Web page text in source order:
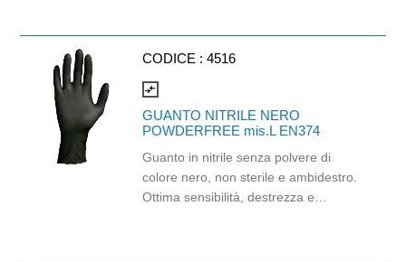
(cod.0419).
CODICE : 4516
compare_arrows
GUANTO NITRILE NERO
POWDERFREE mis.L EN374
Guanto in nitrile senza polvere di
colore nero, non sterile e ambidestro.
Ottima sensibilità, destrezza e